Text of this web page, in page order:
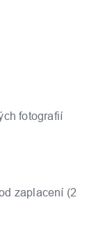
fotografií
zaplacení (2